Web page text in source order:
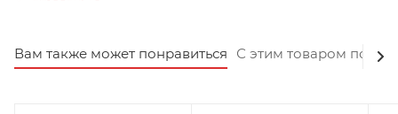
11 см" от бренда Inge-Glas Manufaktur.
Вам также может понравиться С этим товаром